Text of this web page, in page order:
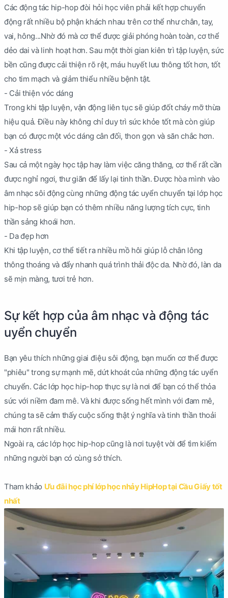
Các động tác hip-hop đòi hỏi học viên phải kết hợp chuyển
động rất nhiều bộ phận khách nhau trên cơ thể như chân, tay,
vai, hông...Nhờ đó mà cơ thể được giải phóng hoàn toàn, cơ thể
dẻo dai và linh hoạt hơn. Sau một thời gian kiên trì tập luyện, sức
bền cũng được cải thiện rõ rệt, máu huyết lưu thông tốt hơn, tốt
cho tim mạch và giảm thiểu nhiều bệnh tật.
- Cải thiện vóc dáng
Trong khi tập luyện, vận động liên tục sẽ giúp đốt cháy mỡ thừa
hiệu quả. Điều này không chỉ duy trì sức khỏe tốt mà còn giúp
bạn có được một vóc dáng cân đối, thon gọn và săn chắc hơn.
- Xả stress
Sau cả một ngày học tập hay làm việc căng thăng, cơ thể rất cần
được nghỉ ngơi, thư giãn để lấy lại tinh thần. Được hòa mình vào
âm nhạc sôi động cùng những động tác uyển chuyển tại lớp học
hip-hop sẽ giúp bạn có thêm nhiều năng lượng tích cực, tinh
thần sảng khoái hơn.
- Da đẹp hơn
Khi tập luyện, cơ thể tiết ra nhiều mồ hôi giúp lỗ chân lông
thông thoáng và đẩy nhanh quá trình thải độc da. Nhờ đó, làn da
sẽ mịn màng, tươi trẻ hơn.
Sự kết hợp của âm nhạc và động tác
uyển chuyển
Bạn yêu thích những giai điệu sôi động, bạn muốn cơ thể được
"phiêu" trong sự mạnh mẽ, dứt khoát của những động tác uyển
chuyển. Các lớp học hip-hop thực sự là nơi để bạn có thể thỏa
sức với niềm đam mê. Và khi được sống hết mình với đam mê,
chúng ta sẽ cảm thấy cuộc sống thật ý nghĩa và tinh thần thoải
mái hơn rất nhiều.
Ngoài ra, các lớp học hip-hop cũng là nơi tuyệt vời để tìm kiếm
những người bạn có cùng sở thích.
Tham khảo Ưu đãi học phí lớp học nhảy HipHop tại Cầu Giấy tốt
nhất